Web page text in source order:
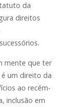
da
direitos
mente que ter
um direito da
ao recém-
inclusão em